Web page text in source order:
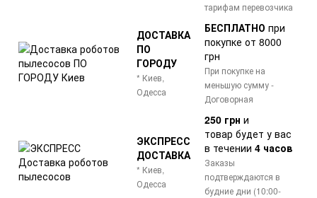
тарифам перевозчика
ДОСТАВКА
ПО
ГОРОДУ
* Киев,
Одесса
БЕСПЛАТНО при
покупке от 8000
грн
При покупке на
меньшую сумму -
Договорная
ЭКСПРЕСС
ДОСТАВКА
* Киев,
Одесса
250 грн и
товар будет у вас
в течении 4 часов
Заказы
подтверждаются в
будние дни (10:00-